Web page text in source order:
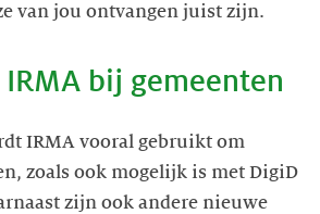
van jou ontvangen juist zijn.
bij gemeenten
IRMA vooral gebruikt om
zoals ook mogelijk is met DigiD
zijn ook andere nieuwe